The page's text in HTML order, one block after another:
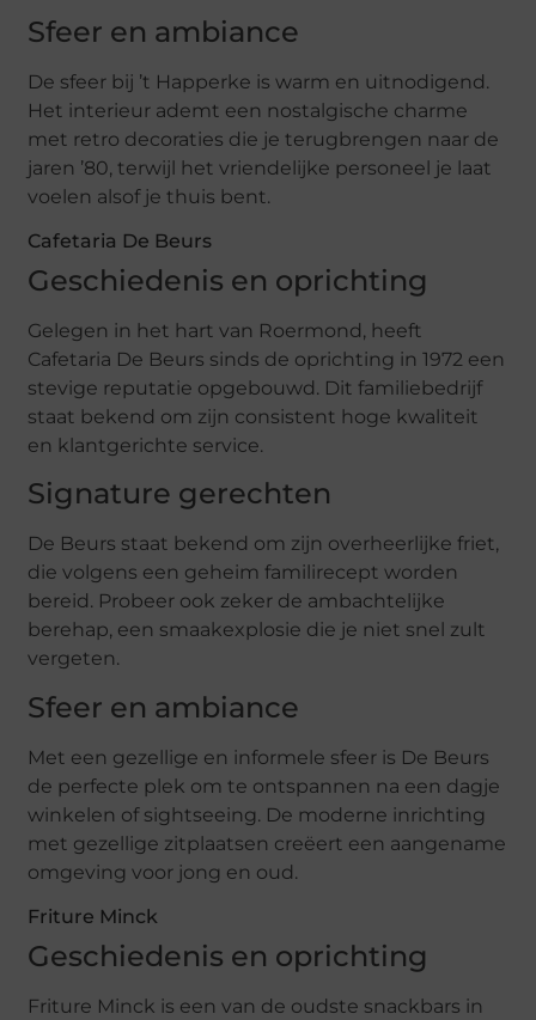
Sfeer en ambiance
De sfeer bij ’t Happerke is warm en uitnodigend.
Het interieur ademt een nostalgische charme
met retro decoraties die je terugbrengen naar de
jaren ’80, terwijl het vriendelijke personeel je laat
voelen alsof je thuis bent.
Cafetaria De Beurs
Geschiedenis en oprichting
Gelegen in het hart van Roermond, heeft
Cafetaria De Beurs sinds de oprichting in 1972 een
stevige reputatie opgebouwd. Dit familiebedrijf
staat bekend om zijn consistent hoge kwaliteit
en klantgerichte service.
Signature gerechten
De Beurs staat bekend om zijn overheerlijke friet,
die volgens een geheim familirecept worden
bereid. Probeer ook zeker de ambachtelijke
berehap, een smaakexplosie die je niet snel zult
vergeten.
Sfeer en ambiance
Met een gezellige en informele sfeer is De Beurs
de perfecte plek om te ontspannen na een dagje
winkelen of sightseeing. De moderne inrichting
met gezellige zitplaatsen creëert een aangename
omgeving voor jong en oud.
Friture Minck
Geschiedenis en oprichting
Friture Minck is een van de oudste snackbars in